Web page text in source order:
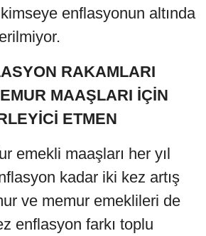
enflasyonun altında
RAKAMLARI
MAAŞLARI İÇİN
ETMEN
emekli maaşları her yıl
kadar iki kez artış
ve memur emeklileri de
enflasyon farkı toplu